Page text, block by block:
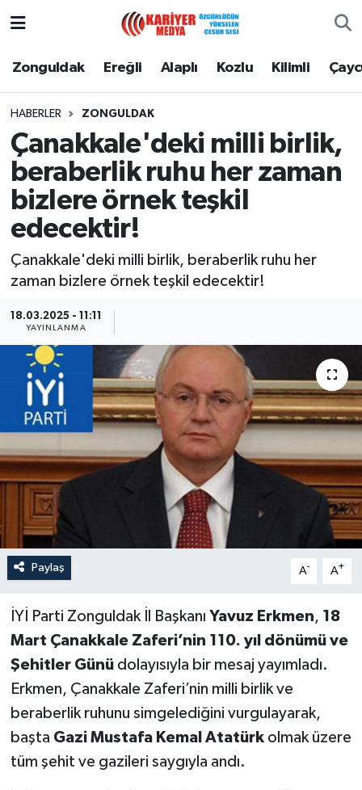
Zonguldak Ereğli Alaplı Kozlu Kilimli
HABERLER ZONGULDAK
Çanakkale'deki milli birlik,
beraberlik ruhu her zaman
bizlere örnek teşkil
edecektir!
Çanakkale'deki milli birlik, beraberlik ruhu her
zaman bizlere örnek teşkil edecektir!
18.03.2025 - 11:11
YAYINLANMA
Paylaş A- A+
İYİ Parti Zonguldak İl Başkanı Yavuz Erkmen, 18
Mart Çanakkale Zaferi’nin 110. yıl dönümü ve
Şehitler Günüdolayısıyla bir mesaj yayımladı.
Erkmen, Çanakkale Zaferi’nin milli birlik ve
beraberlik ruhunu simgelediğini vurgulayarak,
başta Gazi Mustafa Kemal Atatürkolmak üzere
tüm şehit ve gazileri saygıyla andı.
Zonguldak
Alaplı
Kozlu
Kilimli
Çaycuma
Gökçebey
Devrek
Özel
Mesaj
Dergim
Ulusal
Zonguldak Nöbetçi Eczaneler
Zonguldak Namaz Vakitleri
Zonguldak Trafik Yoğunluk Haritası
Puan Durumu ve Fikstür
Tüm Manşetler
Son Dakika Haberleri
Haber Arşivi